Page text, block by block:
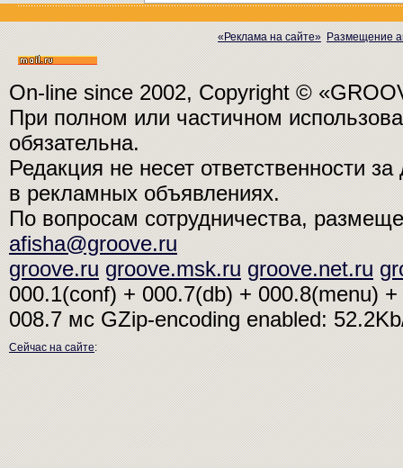
«Реклама на сайте» Размещение
On-line since 2002, Copyright ©
При полном или частичном
обязательна.
Редакция не несет ответственности
в рекламных объявлениях.
По вопросам сотрудничества,
afisha@groove.ru
groove.ru groove.msk.ru groove.net.ru
000.1(conf) + 000.7(db) + 000.8(menu)
008.7 мсGZip-encoding enabled:
Сейчас на сайте: